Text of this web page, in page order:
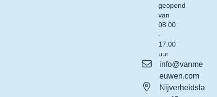
geopend
van
08.00
-
17.00
uur.
info@vanme
euwen.com
Nijverheidsla